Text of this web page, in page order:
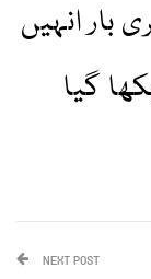
انہیں
گیا
NEXT POST